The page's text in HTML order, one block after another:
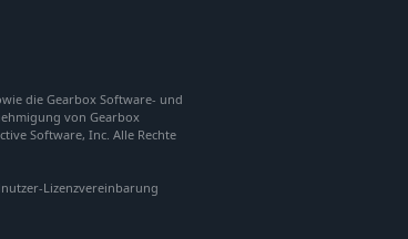
die Gearbox Software- und
von Gearbox
Software, Inc. Alle Rechte
Lizenzvereinbarung